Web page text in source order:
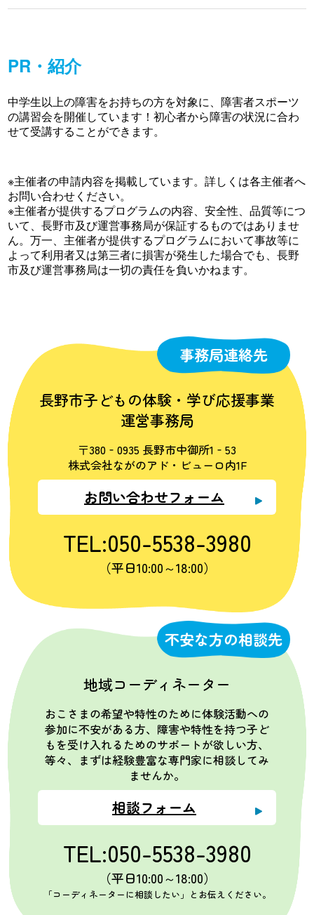
PR・紹介
中学生以上の障害をお持ちの方を対象に、障害者スポーツ
の講習会を開催しています！初心者から障害の状況に合わ
せて受講することができます。
※主催者の申請内容を掲載しています。詳しくは各主催者へ
お問い合わせください。
※主催者が提供するプログラムの内容、安全性、品質等につ
いて、長野市及び運営事務局が保証するものではありませ
ん。万一、主催者が提供するプログラムにおいて事故等に
よって利用者又は第三者に損害が発生した場合でも、長野
市及び運営事務局は一切の責任を負いかねます。
事務局連絡先
長野市子どもの体験・学び応援事業
運営事務局
〒380‐0935 長野市中御所1‐53
株式会社ながのアド・ビューロ内1F
お問い合わせフォーム
TEL:050-5538-3980
（平日10:00～18:00）
不安な方の相談先
地域コーディネーター
おこさまの希望や特性のために体験活動への
参加に不安がある方、障害や特性を持つ子ど
もを受け入れるためのサポートが欲しい方、
等々、まずは経験豊富な専門家に相談してみ
ませんか。
相談フォーム
TEL:050-5538-3980
（平日10:00～18:00）
「コーディネーターに相談したい」とお伝えください。